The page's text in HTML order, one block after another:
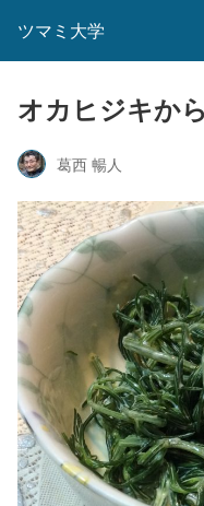
ツマミ大学
オカヒジキか
葛西 暢人